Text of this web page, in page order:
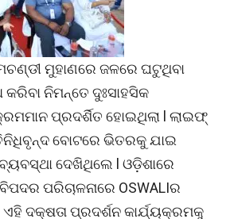
ମୁହାଣରେ ଜଳରେ ଘଟୁଥିବା
ନିମନ୍ତେ ଦୁଃସାହସିକ
ପ୍ରଦର୍ଶିତ ହୋଇଥିଲା l ଲାଇଫ୍
ବୋଟରେ ଭିତରକୁ ଯାଇ
ଦେଖିଥିଲେ l ଓଡ଼ିଶାରେ
ପରିଚାଳନାରେ OSWALIର
ଦକ୍ଷତା ପ୍ରଦର୍ଶନ କାର୍ଯ୍ୟକ୍ରମକୁ